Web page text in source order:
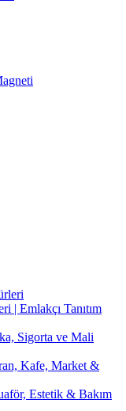
| Emlakçı Tanıtım
Sigorta ve Mali
Kafe, Market &
Estetik & Bakım